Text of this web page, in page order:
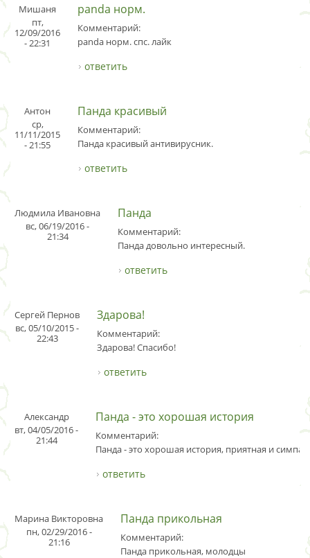
Мишаня
пт,
12/09/2016
- 22:31
panda норм.
Комментарий:
panda норм. спс. лайк
ответить
Антон
ср,
11/11/2015
- 21:55
Панда красивый
Комментарий:
Панда красивый антивирусник.
ответить
Людмила Ивановна
вс, 06/19/2016 -
21:34
Панда
Комментарий:
Панда довольно интересный.
ответить
Сергей Пернов
вс, 05/10/2015 -
22:43
Здарова!
Комментарий:
Здарова! Спасибо!
ответить
Александр
вт, 04/05/2016 -
21:44
Панда - это хорошая история
Комментарий:
Панда - это хорошая история, приятная и
ответить
Марина Викторовна
пн, 02/29/2016 -
21:16
Панда прикольная
Комментарий:
Панда прикольная, молодцы